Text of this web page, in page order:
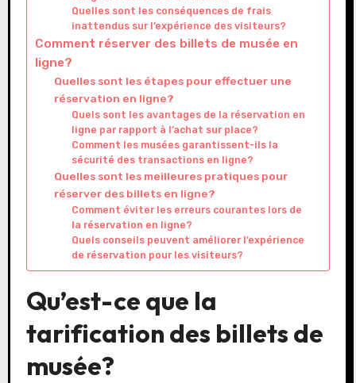
Quelles sont les conséquences de frais
inattendus sur l’expérience des visiteurs?
Comment réserver des billets de musée en
ligne?
Quelles sont les étapes pour effectuer une
réservation en ligne?
Quels sont les avantages de la réservation en
ligne par rapport à l’achat sur place?
Comment les musées garantissent-ils la
sécurité des transactions en ligne?
Quelles sont les meilleures pratiques pour
réserver des billets en ligne?
Comment éviter les erreurs courantes lors de
la réservation en ligne?
Quels conseils peuvent améliorer l’expérience
de réservation pour les visiteurs?
Qu’est-ce que la
tarification des billets de
musée?